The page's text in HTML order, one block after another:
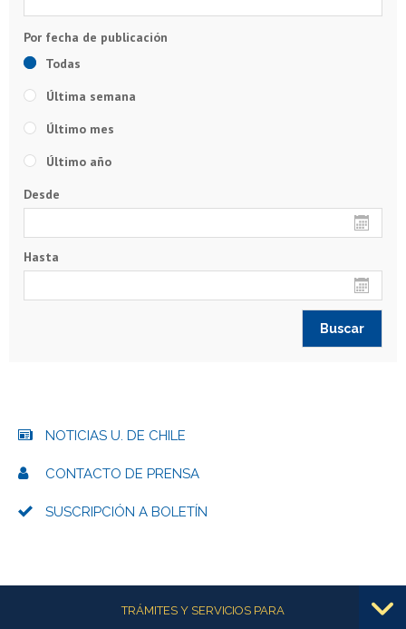
Todas
Última semana
Último mes
Último año
Desde
Hasta
NOTICIAS U. DE CHILE
CONTACTO DE PRENSA
SUSCRIPCIÓN A BOLETÍN
Más informaciónTRÁMITES Y SERVICIOS PARA